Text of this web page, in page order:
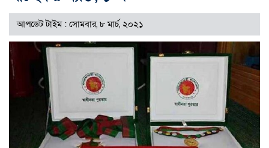
আপডেট টাইম : সোমবার, ৮ মার্চ, ২০২১